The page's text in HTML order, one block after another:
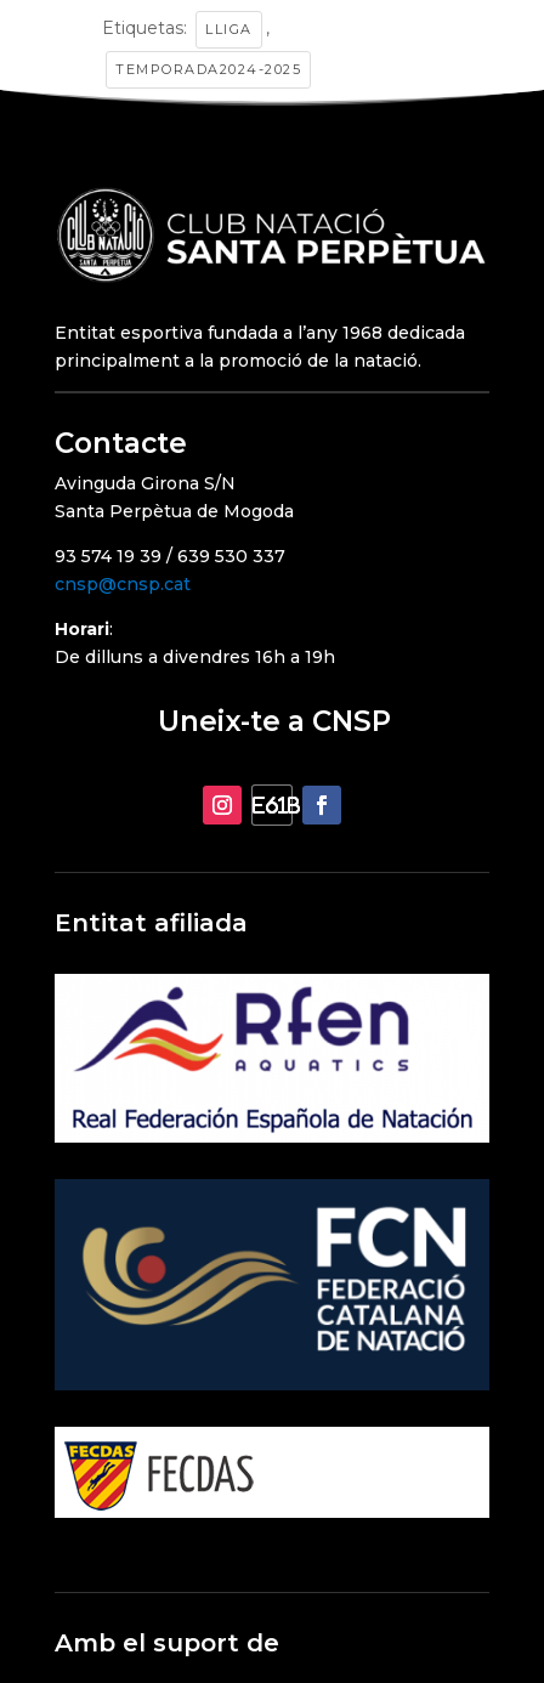
Etiquetas: LLIGA ,
TEMPORADA2024-2025
Entitat esportiva fundada a l’any 1968 dedicada
principalment a la promoció de la natació.
Contacte
Avinguda Girona S/N
Santa Perpètua de Mogoda
93 574 19 39 / 639 530 337
cnsp@cnsp.cat
Horari:
De dilluns a divendres 16h a 19h
Uneix-te a CNSP
Entitat afiliada
Amb el suport de